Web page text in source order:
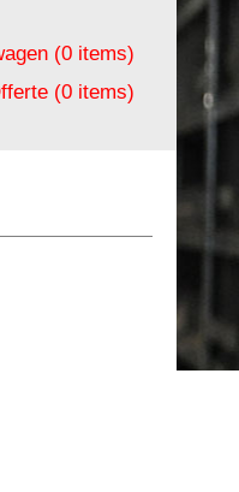
(0 items)
(0 items)